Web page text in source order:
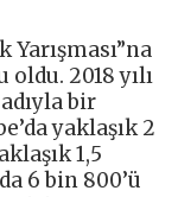
oldu. 2018 yılı
bir
yaklaşık 2
1,5
6 bin 800’ü